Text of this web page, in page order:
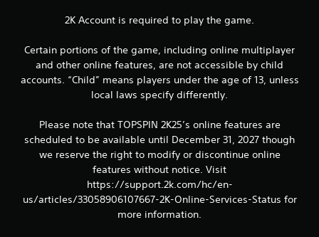
c
o
c
o
b
2K Account is required to play the game.
Certain portions of the game, including online multiplayer
and other online features, are not accessible by child
accounts. “Child” means players under the age of 13, unless
local laws specify differently.
Please note that TOPSPIN 2K25’s online features are
scheduled to be available until December 31, 2027 though
we reserve the right to modify or discontinue online
features without notice. Visit
https://support.2k.com/hc/en-
us/articles/33058906107667-2K-Online-Services-Status for
more information.